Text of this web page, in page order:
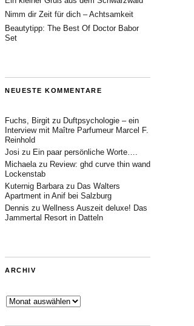
Nimm dir Zeit für dich – Achtsamkeit
Beautytipp: The Best Of Doctor Babor
Set
NEUESTE KOMMENTARE
Fuchs, Birgit zu Duftpsychologie – ein
Interview mit Maître Parfumeur Marcel F.
Reinhold
Josi zu Ein paar persönliche Worte….
Michaelazu Review: ghd curve thin wand
Lockenstab
Kuternig Barbarazu Das Walters
Apartment in Anif bei Salzburg
Dennis zu Wellness Auszeit deluxe! Das
Jammertal Resort in Datteln
ARCHIV
Archiv